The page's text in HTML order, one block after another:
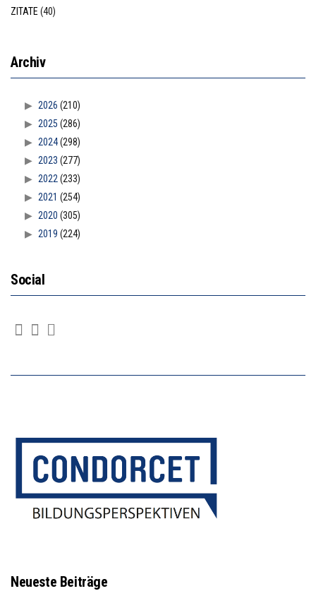
ZITATE (40)
Archiv
2026 (210)
2025 (286)
2024(298)
2023 (277)
2022 (233)
2021 (254)
2020 (305)
2019 (224)
Social
Neueste Beiträge